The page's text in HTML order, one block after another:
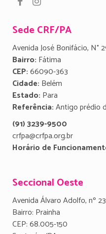
Sede CRF/PA
Avenida José Bonifácio, N°
Bairro: Fátima
CEP:66090-363
Cidade: Belém
Estado: Para
Referência:Antigo prédio
(91) 3239-9500
crfpa@crfpa.org.br
Horário de
Seccional Oeste
Avenida Álvaro Adolfo, nº
Bairro: Prainha
CEP: 68.005-150